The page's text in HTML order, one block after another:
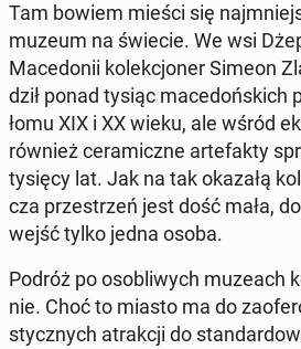
Tam bowiem mieści się
muzeum na świecie. We wsi
Ma­ce­do­nii ko­lek­cjo­ner Simeon
dził ponad tysiąc
ło­mu XIX i XX wieku, ale wśród
również ce­ra­micz­ne ar­te­fak­ty
tysięcy lat. Jak na tak okazałą
cza prze­strzeń jest dość mała,
wejść tylko jedna osoba.
Podróż po oso­bli­wych muzeach
nie. Choć to miasto ma do
stycz­nych atrak­cji do